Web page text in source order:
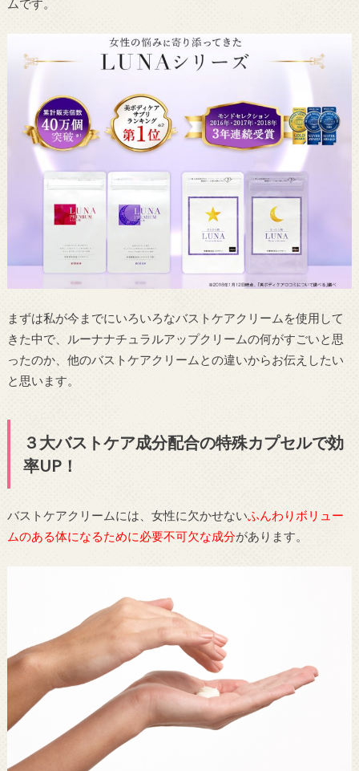
ムです。
まずは私が今までにいろいろなバストケアクリームを使用して
きた中で、ルーナナチュラルアップクリームの何がすごいと思
ったのか、他のバストケアクリームとの違いからお伝えしたい
と思います。
３大バストケア成分配合の特殊カプセルで効
率UP！
バストケアクリームには、女性に欠かせないふんわりボリュー
ムのある体になるために必要不可欠な成分があります。